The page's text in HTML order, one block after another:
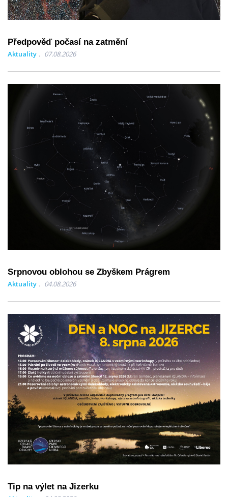
Předpověď počasí na zatmění
Aktuality 07.08.2026
Srpnovou oblohou se Zbyškem Prágrem
Aktuality 04.08.2026
Tip na výlet na Jizerku